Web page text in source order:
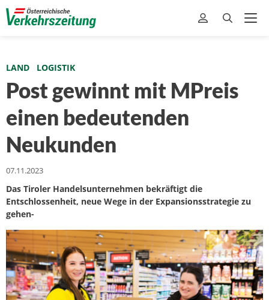
LAND LOGISTIK
Post gewinnt mit MPreis
einen bedeutenden
Neukunden
07.11.2023
Das Tiroler Handelsunternehmen bekräftigt die
Entschlossenheit, neue Wege in der Expansionsstrategie zu
gehen-